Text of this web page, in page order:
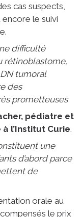
cas suspects,
le suivi
difficulté
rétinoblastome,
tumoral
des
prometteuses
pédiatre et
l’Institut Curie.
une
d’abord parce
de
orale au
le prix